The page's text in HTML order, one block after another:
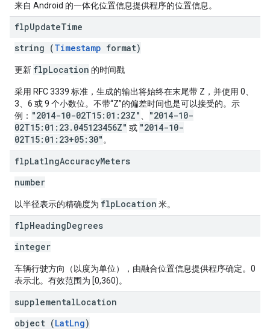
来自 Android 的一体化位置信息提供程序的位置信息。
flpUpdateTime
string (Timestamp format)
更新 flpLocation 的时间戳
采用 RFC 3339 标准，生成的输出将始终在末尾带 Z，并使用 0、
3、6 或 9 个小数位。不带“Z”的偏差时间也是可以接受的。示
例： "2014-10-02T15:01:23Z"
"2014-10-
02T15:01:23.045123456Z" 或 "2014-10-
02T15:01:23+05:30" 。
flpLatlngAccuracyMeters
number
以半径表示的精确度为 flpLocation 米。
flpHeadingDegrees
integer
车辆行驶方向（以度为单位），由融合位置信息提供程序确定。0
表示北。有效范围为 [0,360)。
supplementalLocation
object (LatLng)